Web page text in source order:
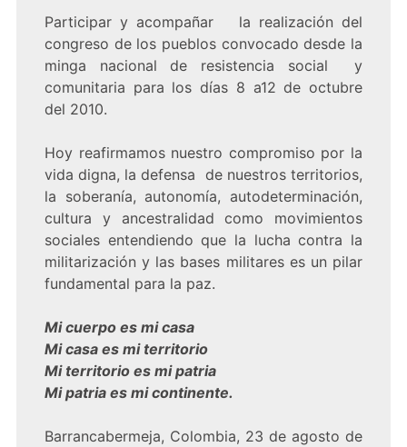
Participar y acompañar la realización del
congreso de los pueblos convocado desde la
minga nacional de resistencia social y
comunitaria para los días 8 a12 de octubre
del 2010.
Hoy reafirmamos nuestro compromiso por la
vida digna, la defensa de nuestros territorios,
la soberanía, autonomía, autodeterminación,
cultura y ancestralidad como movimientos
sociales entendiendo que la lucha contra la
militarización y las bases militares es un pilar
fundamental para la paz.
Mi cuerpo es mi casa
Mi casa es mi territorio
Mi territorio es mi patria
Mi patria es mi continente.
Barrancabermeja, Colombia, 23 de agosto de